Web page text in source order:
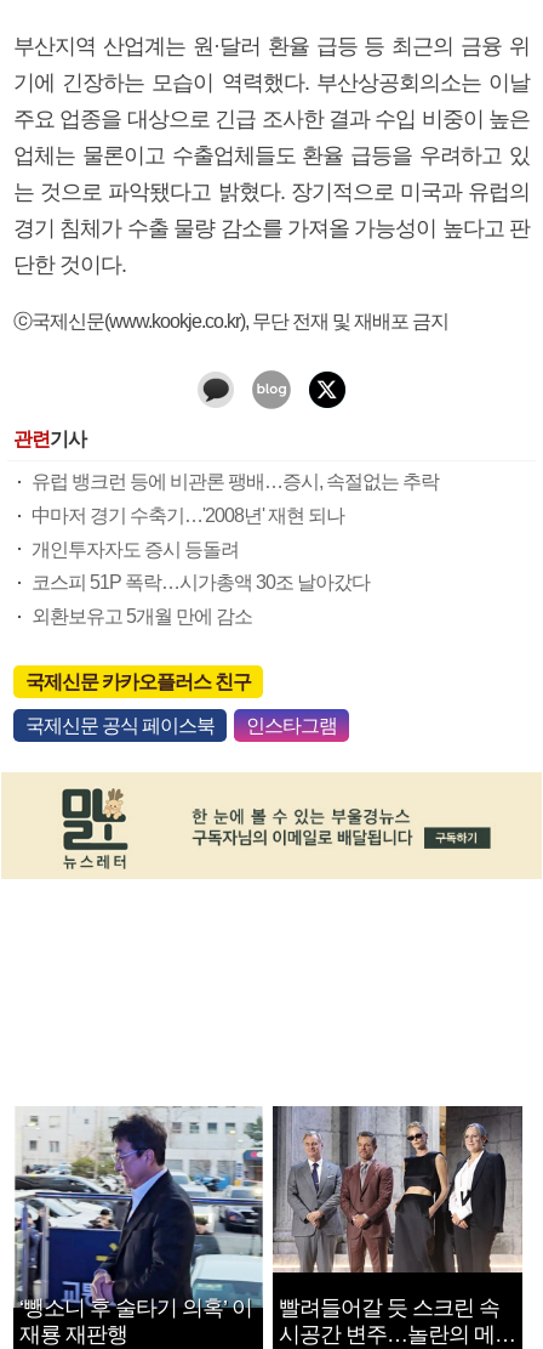
부산지역 산업계는 원·달러 환율 급등 등 최근의 금융 위
기에 긴장하는 모습이 역력했다. 부산상공회의소는 이날
주요 업종을 대상으로 긴급 조사한 결과 수입 비중이 높은
업체는 물론이고 수출업체들도 환율 급등을 우려하고 있
는 것으로 파악됐다고 밝혔다. 장기적으로 미국과 유럽의
경기 침체가 수출 물량 감소를 가져올 가능성이 높다고 판
단한 것이다.
ⓒ국제신문(www.kookje.co.kr), 무단 전재 및 재배포 금지
관련기사
유럽 뱅크런 등에 비관론 팽배…증시, 속절없는 추락
中마저 경기 수축기…'2008년' 재현 되나
개인투자자도 증시 등돌려
코스피 51P 폭락…시가총액 30조 날아갔다
외환보유고 5개월 만에 감소
국제신문 카카오플러스 친구
국제신문 공식 페이스북 인스타그램
‘뺑소니 후 술타기 의혹’ 이
재룡 재판행
빨려들어갈 듯 스크린 속
시공간 변주…놀란의 메시